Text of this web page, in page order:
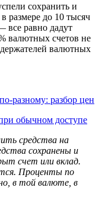
сохранить и
размере до 10 тысяч
все равно дадут
валютных счетов не
валютных
разному: разбор цен
обычном доступе
средства на
сохранены и
счет или вклад.
Проценты по
в той валюте, в